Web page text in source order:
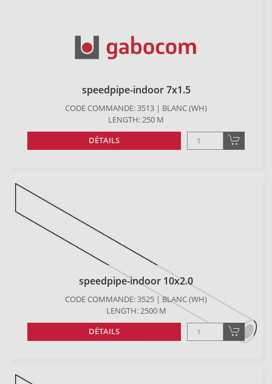
speedpipe-indoor 7x1.5
CODE COMMANDE: 3513 | BLANC (WH)
LENGTH: 250 M
DÉTAILS
speedpipe-indoor 10x2.0
CODE COMMANDE: 3525 | BLANC (WH)
LENGTH: 2500 M
DÉTAILS